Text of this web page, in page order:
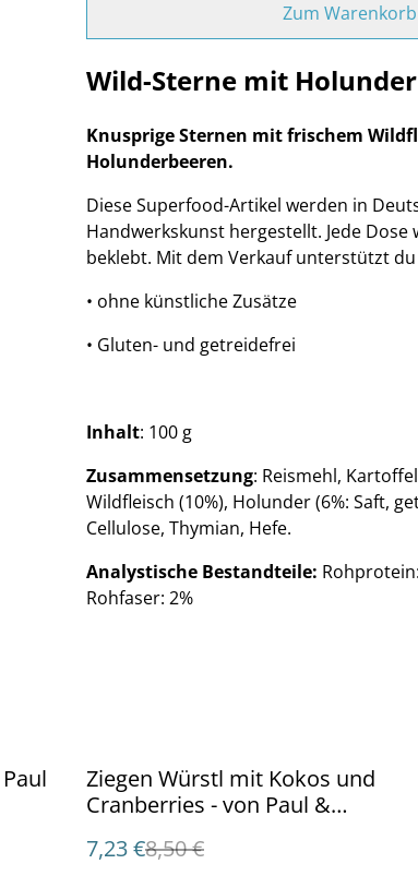
Zum
Wild-Sterne mit Holunder
Knusprige Sternen mit frischem
Holunderbeeren.
Diese Superfood-Artikel werden in
Handwerkskunst hergestellt. Jede
beklebt. Mit dem Verkauf unterstützt
• ohne künstliche Zusätze
• Gluten- und getreidefrei
Inhalt: 100 g
Zusammensetzung: Reismehl,
Wildfleisch (10%), Holunder (6%: Saft,
Cellulose, Thymian, Hefe.
Analystische Bestandteile:
Rohfaser: 2%
%
Ziegen Würstl mit Kokos und
Cranberries - von Paul &
7,23 €8,50 €